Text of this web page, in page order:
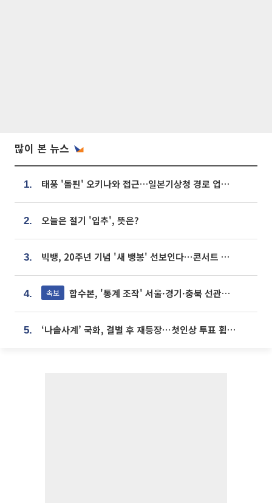
많이 본 뉴스
1. 태풍 '돌핀' 오키나와 접근…일본기상청 경로 업데이트
2. 오늘은 절기 '입추', 뜻은?
3. 빅뱅, 20주년 기념 '새 뱅봉' 선보인다⋯콘서트 앞두고 팝업 개최
4. 속보 합수본, '통계 조작' 서울·경기·충북 선관위 등 추가 압수수색
5. ‘나솔사계’ 국화, 결별 후 재등장⋯첫인상 투표 휩쓸고 ‘인기녀’ 등극